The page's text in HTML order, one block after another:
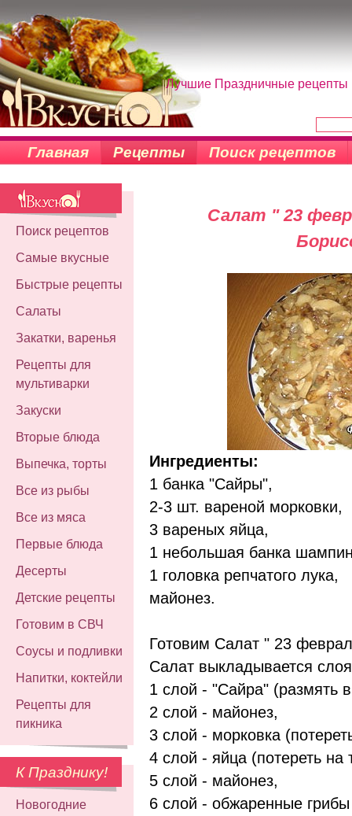
Лучшие Праздничные рецепты
Главная Рецепты Поиск рецептов
Поиск рецептов
Самые вкусные
Быстрые рецепты
Салаты
Закатки, варенья
Рецепты для
мультиварки
Закуски
Вторые блюда
Выпечка, торты
Все из рыбы
Все из мяса
Первые блюда
Десерты
Детские рецепты
Готовим в СВЧ
Соусы и подливки
Напитки, коктейли
Рецепты для
пикника
К Празднику!
Новогодние
Салат " 23
Ингредиенты:
1 банка "Сайры",
2-3 шт. вареной морковки,
3 вареных яйца,
1 небольшая банка
1 головка репчатого лука,
майонез.
Готовим Салат " 23
Салат выкладывается
1 слой - "Сайра" (размять
2 слой - майонез,
3 слой - морковка
4 слой - яйца (потереть на
5 слой - майонез,
6 слой - обжаренные грибы